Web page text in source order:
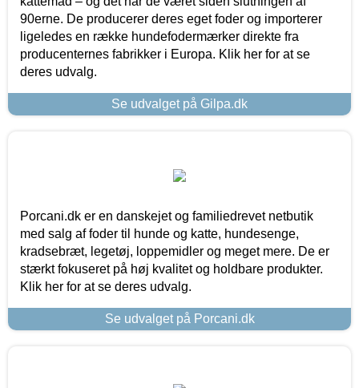
90erne. De producerer deres eget foder og importerer
ligeledes en række hundefodermærker direkte fra
producenternes fabrikker i Europa. Klik her for at se
deres udvalg.
Se udvalget på Gilpa.dk
Porcani.dk er en danskejet og familiedrevet netbutik
med salg af foder til hunde og katte, hundesenge,
kradsebræt, legetøj, loppemidler og meget mere. De er
stærkt fokuseret på høj kvalitet og holdbare produkter.
Klik her for at se deres udvalg.
Se udvalget på Porcani.dk